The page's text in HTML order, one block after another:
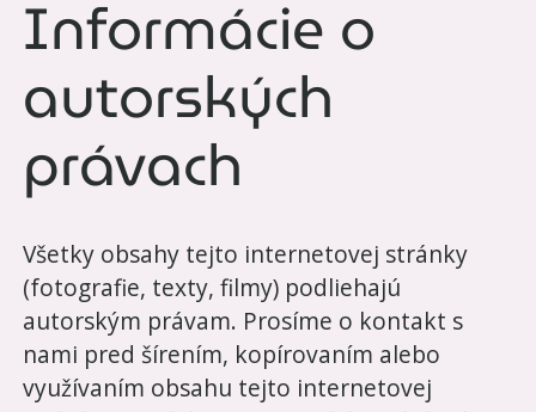
Informácie o
autorských
právach
Všetky obsahy tejto internetovej stránky
(fotografie, texty, filmy) podliehajú
autorským právam. Prosíme o kontakt s
nami pred šírením, kopírovaním alebo
využívaním obsahu tejto internetovej